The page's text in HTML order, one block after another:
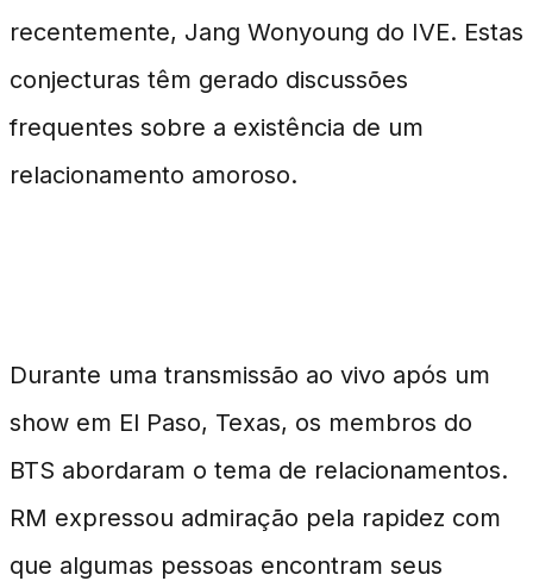
recentemente, Jang Wonyoung do IVE. Estas
conjecturas têm gerado discussões
frequentes sobre a existência de um
relacionamento amoroso.
Durante uma transmissão ao vivo após um
show em El Paso, Texas, os membros do
BTS abordaram o tema de relacionamentos.
RM expressou admiração pela rapidez com
que algumas pessoas encontram seus